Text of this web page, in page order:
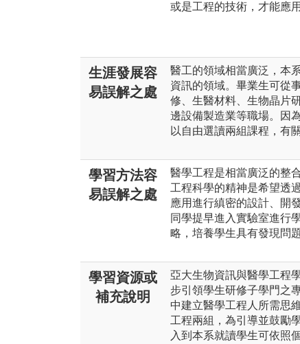
或是工程的技術，才能應
生涯發展容
易誤解之處
醫工的領域相當廣泛，本
資訊的領域。畢業生可從
修、生醫材料、生物晶片
邊設備製造業等職場。因
以自由選讀兩組課程，有
學習方法容
易誤解之處
醫學工程是相當廣泛的整
工程科學的精神是希望透
應用進行縝密的設計、開
同學提早進入實驗室進行
略，培養學生具有發現問
學習資源或
補充說明
亞大生物資訊與醫學工程
步引領學生研修子學門之
中建立醫學工程人所需思
工程兩組，為引導並鼓勵
入到本系就讀學生可依照